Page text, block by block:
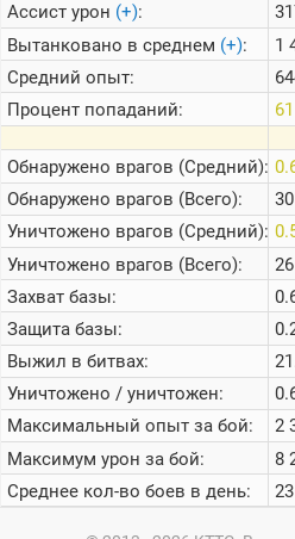
Ассист урон (+):
Вытанковано в среднем (+):
Средний опыт:
Процент попаданий:
Обнаружено врагов (Средний):
Обнаружено врагов (Всего):
Уничтожено врагов (Средний):
Уничтожено врагов (Всего):
Захват базы:
Защита базы:
Выжил в битвах:
Уничтожено / уничтожен:
Максимальный опыт за бой:
Максимум урон за бой:
Среднее кол-во боев в день:
1
61
2
8
23